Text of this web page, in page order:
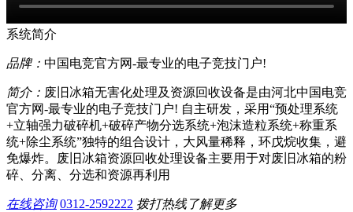
系统简介
品牌： 中国电竞官方网-最专业的电子竞技门户!
简介： 废旧冰箱无害化处理及资源回收设备是由河北中国电竞
官方网-最专业的电子竞技门户! 自主研发，采用“预处理系统
+立轴强力破碎机+破碎产物分选系统+泡沫造粒系统+称重系
统+除尘系统”独特的组合设计，大风量稀释，环戊烷收集，避
免爆炸。废旧冰箱资源回收处理设备主要用于对废旧冰箱的粉
碎、分离、分选和资源再利用
在线咨询 0312-2592222 拨打热线了解更多